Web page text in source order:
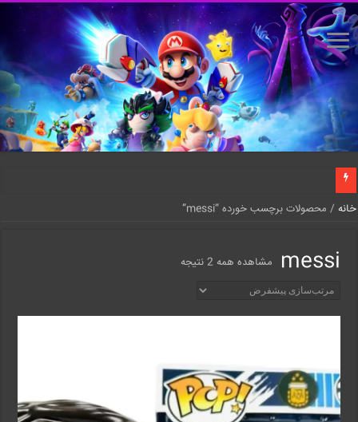
خانه / محصولات برچسب خورده “messi”
messi مشاهده همه 2 نتیجه